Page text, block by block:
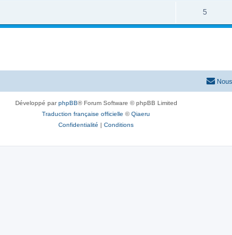
5R
é
s
Développé parphpBB® Forum Software © phpBB Limited
Traduction française officielle ©Qiaeru
Confidentialité | Conditions